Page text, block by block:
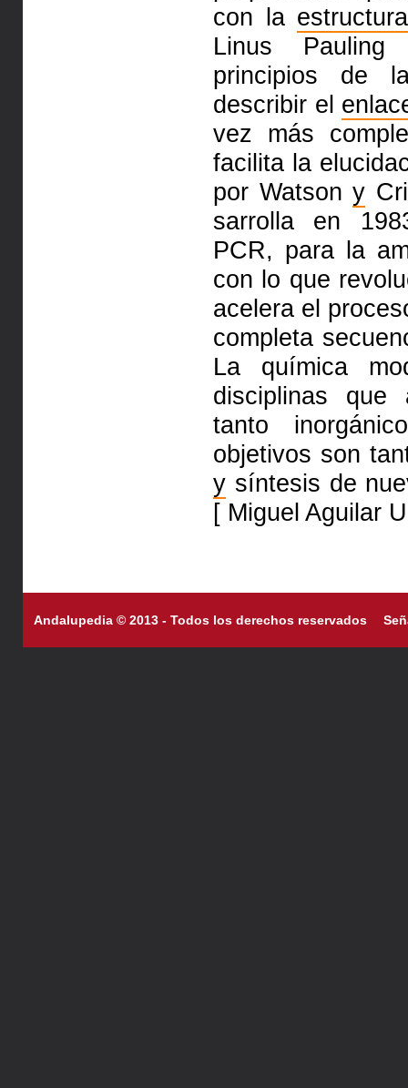
con la estructura
Linus Pauling
principios de
describir el
vez más
facilita la
por Watsony
sarrolla en
PCR, para la
con lo que
acelera el
completa
La química
disciplinas que
tanto
objetivos son
y síntesis de
[ Miguel Aguilar
Andalupedia © 2013 - Todos los derechos reservados